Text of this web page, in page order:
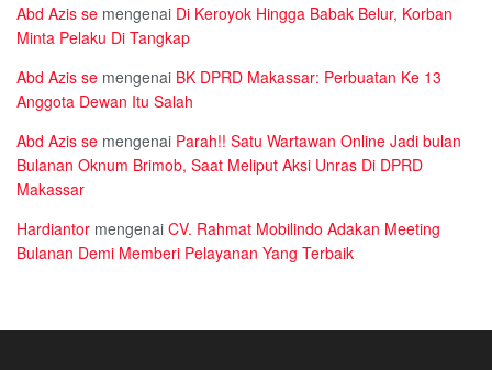
Abd Azis se mengenai Di Keroyok Hingga Babak Belur, Korban
Minta Pelaku Di Tangkap
Abd Azis se mengenai BK DPRD Makassar: Perbuatan Ke 13
Anggota Dewan Itu Salah
Abd Azis se mengenai Parah!! Satu Wartawan Online Jadi bulan
Bulanan Oknum Brimob, Saat Meliput Aksi Unras Di DPRD
Makassar
Hardiantor mengenai CV. Rahmat Mobilindo Adakan Meeting
Bulanan Demi Memberi Pelayanan Yang Terbaik